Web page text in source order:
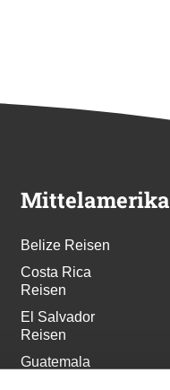
Mittelamerika
Belize Reisen
Costa Rica
Reisen
El Salvador
Reisen
Guatemala